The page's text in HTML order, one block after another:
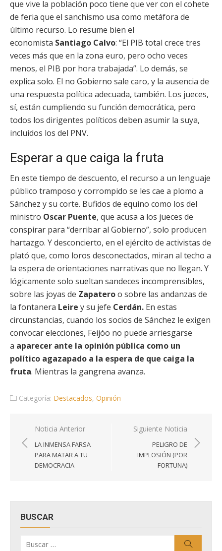
que vive la población poco tiene que ver con el cohete
de feria que el sanchismo usa como metáfora de
último recurso. Lo resume bien el
economista Santiago Calvo: “El PIB total crece tres
veces más que en la zona euro, pero ocho veces
menos, el PIB por hora trabajada”. Lo demás, se
explica solo. El no Gobierno sale caro, y la ausencia de
una respuesta política adecuada, también. Los jueces,
sí, están cumpliendo su función democrática, pero
todos los dirigentes políticos deben asumir la suya,
incluidos los del PNV.
Esperar a que caiga la fruta
En este tiempo de descuento, el recurso a un lenguaje
público tramposo y corrompido se les cae a plomo a
Sánchez y su corte. Bufidos de equino como los del
ministro Oscar Puente, que acusa a los jueces de
conspirar para “derribar al Gobierno”, solo producen
hartazgo. Y desconcierto, en el ejército de activistas de
plató que, como loros desconectados, miran al techo a
la espera de orientaciones narrativas que no llegan. Y
lógicamente solo sueltan sandeces incomprensibles,
sobre las joyas de Zapateroo sobre las andanzas de
la fontanera Leire y su jefe Cerdán. En estas
circunstancias, cuando los socios de Sánchez le exigen
convocar elecciones, Feijóo no puede arriesgarse
a aparecer ante la opinión pública como un
político agazapado a la espera de que caiga la
fruta. Mientras la gangrena avanza.
Categoría: Destacados, Opinión
Navegación
de
entradas
Noticia Anterior
LA INMENSA FARSA
PARA MATAR A TU
DEMOCRACIA
Siguiente Noticia
PELIGRO DE
IMPLOSIÓN (POR
FORTUNA)
BUSCAR
por: